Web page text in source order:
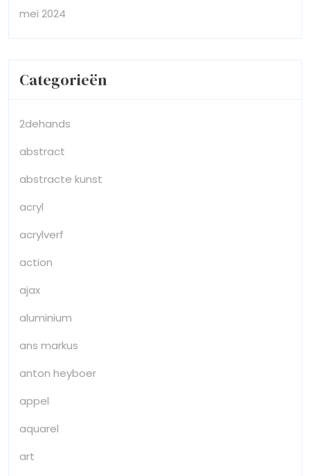
mei 2024
Categorieën
2dehands
abstract
abstracte kunst
acryl
acrylverf
action
ajax
aluminium
ans markus
anton heyboer
appel
aquarel
art